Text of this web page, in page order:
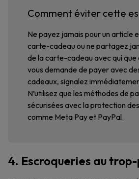
Comment éviter cette
Ne payez jamais pour un article
carte-cadeau ou ne partagez
de la carte-cadeau avec qui que
vous demande de payer avec
cadeaux, signalez
N’utilisez que les méthodes de
sécurisées avec la protection
comme Meta Pay et PayPal.
4. Escroqueries au